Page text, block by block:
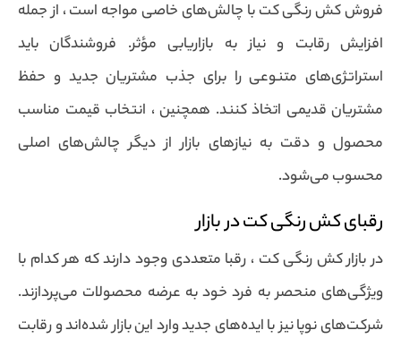
فروش کش رنگی کت با چالش‌های خاصی مواجه است ، از جمله
افزایش رقابت و نیاز به بازاریابی مؤثر. فروشندگان باید
استراتژی‌های متنوعی را برای جذب مشتریان جدید و حفظ
مشتریان قدیمی اتخاذ کنند. همچنین ، انتخاب قیمت مناسب
محصول و دقت به نیازهای بازار از دیگر چالش‌های اصلی
محسوب می‌شود.
رقبای کش رنگی کت در بازار
در بازار کش رنگی کت ، رقبا متعددی وجود دارند که هر کدام با
ویژگی‌های منحصر به فرد خود به عرضه محصولات می‌پردازند.
شرکت‌های نوپا نیز با ایده‌های جدید وارد این بازار شده‌اند و رقابت